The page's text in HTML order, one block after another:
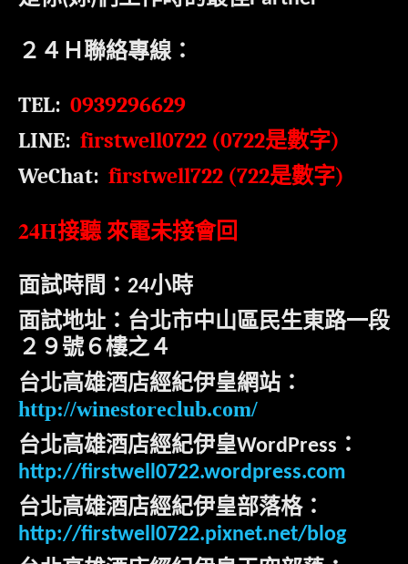
２４Ｈ聯絡專線：
TEL: 0939296629
LINE: firstwell0722 (0722是數字)
WeChat: firstwell722 (722是數字)
24H接聽 來電未接會回
面試時間： 24小時
面試地址：台北市中山區民生東路一段
２９號６樓之４
台北高雄酒店經紀伊皇網站：
http://winestoreclub.com/
台北高雄酒店經紀伊皇WordPress ：
http://firstwell0722.wordpress.com
台北高雄酒店經紀伊皇部落格：
http://firstwell0722.pixnet.net/blog